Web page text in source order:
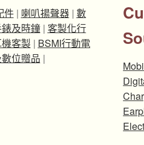
件| 喇叭揚聲器| 數
及時鐘| 客製化行
客製| BSMI行動電
位贈品 |